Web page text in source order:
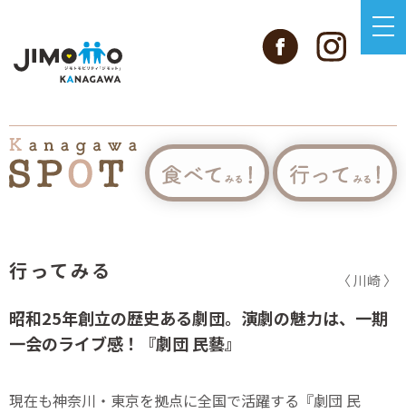
行ってみる 〈 川崎 〉
昭和25年創立の歴史ある劇団。演劇の魅力は、一期
一会のライブ感！『劇団 民藝』
現在も神奈川・東京を拠点に全国で活躍する『劇団 民